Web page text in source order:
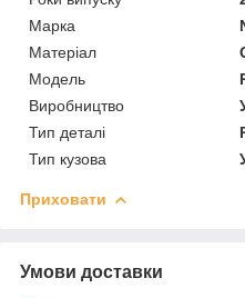
Марка
Матеріал
Мoдель
Виробництво
Тип деталі
Тип кузова
Приховати
Умови доставки